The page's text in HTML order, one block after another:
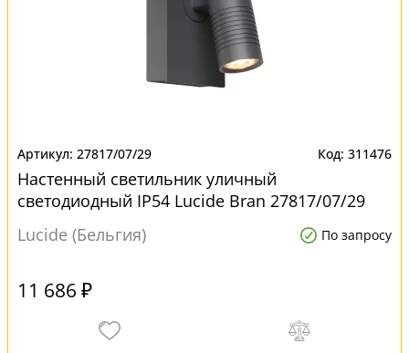
27817/07/29 311476
Настенный светильник уличный
светодиодный IP54 Lucide Bran 27817/07/29
серый
Lucide (Бельгия) По запросу
11 686 ₽